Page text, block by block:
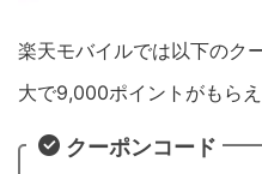
楽天モバイルでは以下のク
大で9,000ポイントがもらえ
クーポンコード